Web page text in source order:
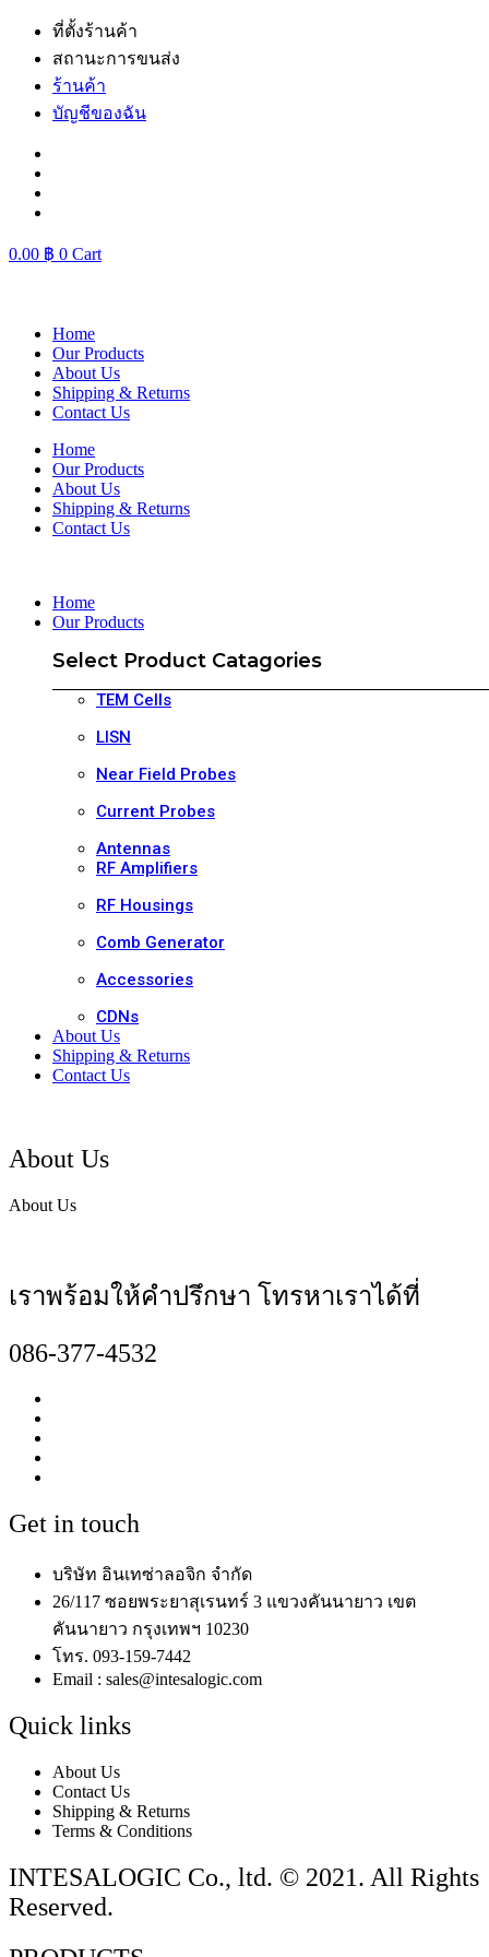
Skip
content
ที่ตั้งร้านค้า
สถานะการขนส่ง
ร้านค้า
บัญชีของฉัน
0.00 ฿ 0 Cart
Home
Our Products
About Us
Shipping & Returns
Contact Us
Home
Our Products
About Us
Shipping & Returns
Contact Us
Home
Our Products
Select Product Catagories
TEM Cells
LISN
Near Field Probes
Current Probes
Antennas
RF Amplifiers
RF Housings
Comb Generator
Accessories
CDNs
About Us
Shipping & Returns
Contact Us
About Us
About Us
เราพร้อมให้คำปรึกษา โทรหาเราได้ที่
086-377-4532
Get in touch
บริษัท อินเทซ่าลอจิก จำกัด
26/117 ซอยพระยาสุเรนทร์ 3 แขวงคันนายาว เขต
คันนายาว กรุงเทพฯ 10230
โทร. 093-159-7442
Email : sales@intesalogic.com
Quick links
About Us
Contact Us
Shipping & Returns
Terms & Conditions
INTESALOGIC Co., ltd. © 2021. All Rights
Reserved.